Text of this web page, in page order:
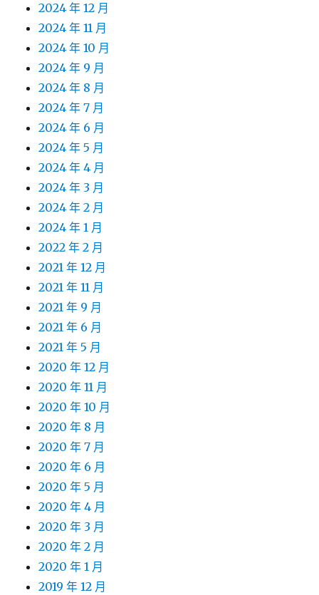
2024 年 12 月
2024 年 11 月
2024 年 10 月
2024 年 9 月
2024 年 8 月
2024 年 7 月
2024 年 6 月
2024 年 5 月
2024 年 4 月
2024 年 3 月
2024 年 2 月
2024 年 1 月
2022 年 2 月
2021 年 12 月
2021 年 11 月
2021 年 9 月
2021 年 6 月
2021 年 5 月
2020 年 12 月
2020 年 11 月
2020 年 10 月
2020 年 8 月
2020 年 7 月
2020 年 6 月
2020 年 5 月
2020 年 4 月
2020 年 3 月
2020 年 2 月
2020 年 1 月
2019 年 12 月